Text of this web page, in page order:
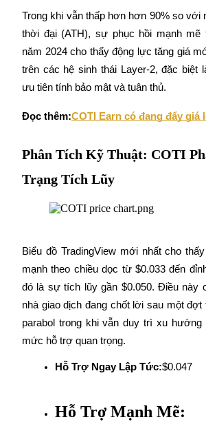
Phân tích dữ liệu lớn bao gồm thông tin
Hướng dẫn
Hướng dẫn giao dịch Spot
Chiến lược giao dịch
Học cách duy trì lợi nhuận
Trong khi vẫn thấp hơn hơn 90% so với
thời đại (ATH), sự phục hồi mạnh
năm 2024 cho thấy động lực tăng giá
trên các hệ sinh thái Layer-2, đặc biệt
ưu tiên tính bảo mật và tuân thủ.
Đọc thêm:COTI Earn có đang đẩy giá
Phân Tích Kỹ Thuật: COTI
Trạng Tích Lũy
Biểu đồ TradingView mới nhất cho
mạnh theo chiều dọc từ $0.033 đến
đó là sự tích lũy gần $0.050. Điều này
nhà giao dịch đang chốt lời sau một đợt
parabol trong khi vẫn duy trì xu
mức hỗ trợ quan trọng.
Hỗ Trợ Ngay Lập Tức:$0.047
Hỗ Trợ Mạnh Mẽ: